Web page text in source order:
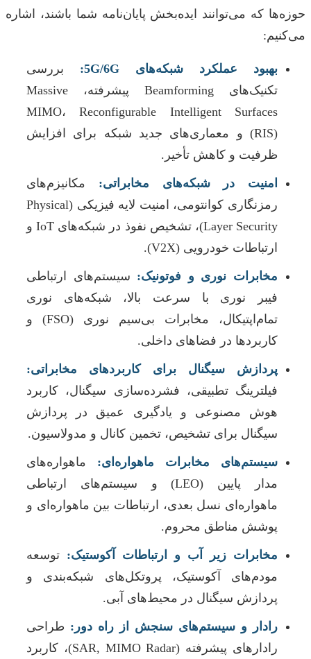
حوزه‌ها که می‌توانند ایده‌بخش پایان‌نامه شما باشند، اشاره
می‌کنیم:
بهبود عملکرد شبکه‌های 5G/6G:
بررسی
تکنیک‌های Beamforming پیشرفته، Massive
MIMO، Reconfigurable Intelligent Surfaces
(RIS) و معماری‌های جدید شبکه برای افزایش
ظرفیت و کاهش تأخیر.
امنیت در شبکه‌های مخابراتی: مکانیزم‌های
رمزنگاری کوانتومی، امنیت لایه فیزیکی (Physical
Layer Security)، تشخیص نفوذ در شبکه‌های IoT و
ارتباطات خودرویی (V2X).
مخابرات نوری و فوتونیک: سیستم‌های ارتباطی
فیبر نوری با سرعت بالا، شبکه‌های نوری
تمام‌اپتیکال، مخابرات بی‌سیم نوری (FSO) و
کاربردها در فضاهای داخلی.
پردازش سیگنال برای کاربردهای مخابراتی:
فیلترینگ تطبیقی، فشرده‌سازی سیگنال، کاربرد
هوش مصنوعی و یادگیری عمیق در پردازش
سیگنال برای تشخیص، تخمین کانال و مدولاسیون.
سیستم‌های مخابرات ماهواره‌ای: ماهواره‌های
مدار پایین (LEO) و سیستم‌های ارتباطی
ماهواره‌ای نسل بعدی، ارتباطات بین ماهواره‌ای و
پوشش مناطق محروم.
مخابرات زیر آب و ارتباطات آکوستیک: توسعه
مودم‌های آکوستیک، پروتکل‌های شبکه‌بندی و
پردازش سیگنال در محیط‌های آبی.
رادار و سیستم‌های سنجش از راه دور: طراحی
رادارهای پیشرفته (SAR, MIMO Radar)، کاربرد